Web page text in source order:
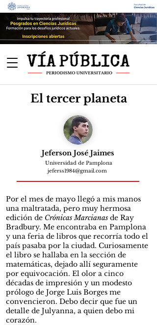
El tercer planeta
Jeferson José Jaimes
Universidad de Pamplona
jeferss1984@gmail.com
Por el mes de mayo llegó a mis manos
una maltratada, pero muy hermosa
edición de Crónicas Marcianas de Ray
Bradbury. Me encontraba en Pamplona
y una feria de libros que recorría todo el
país pasaba por la ciudad. Curiosamente
el libro se hallaba en la sección de
matemáticas, dejado allí seguramente
por equivocación. El olor a cinco
décadas de impresión y un modesto
prólogo de Jorge Luis Borges me
convencieron. Debo decir que fue un
detalle de Julyanna, a quien debo mi
corazón.